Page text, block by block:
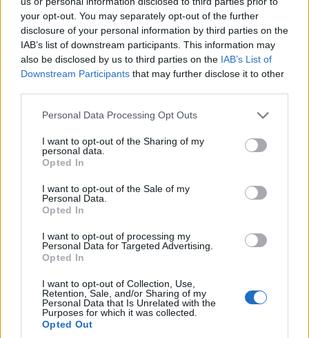
your opt-out. You may separately opt-out of the further
disclosure of your personal information by third parties on the
IAB’s list of downstream participants. This information may
also be disclosed by us to third parties on the IAB’s List of
Downstream Participants that may further disclose it to other
Please note that this website/app uses one or more Google
not limited to your visit or usage behaviour. You may click to
grant or deny consent to Google and its third-party tags to
use your data for below specified purposes in below Google
consent section.
Personal Data Processing Opt Outs
I want to opt-out of the Sharing of my
personal data.
Opted In
I want to opt-out of the Sale of my
Personal Data.
Opted In
I want to opt-out of processing my
Personal Data for Targeted Advertising.
Opted In
I want to opt-out of Collection, Use,
Retention, Sale, and/or Sharing of my
Personal Data that Is Unrelated with the
Purposes for which it was collected.
Opted Out
Zapomnijcie też o czterech miejscach w GT86. To
samochód dla dwóch osób. Wystarczy, że kierowca
ma więcej niż 175 cm wzrostu i nikt za nim nie usiądzie.
Potraktujcie tylne siedziska (bo ciężko to nazwać
kanapą) jako przedłużenie dla 243-litrowego
bagażnika. Wtedy można spokojnie zapakować się we
Ponieważ nikt nie zakładał, że Toyota GT86 ma być
prostym, to nie znajdziecie w niej także ani kamery
cofania, ani czujników parkowania, czy jakichkolwiek
asystentów. Jest nawigacja i jest tempomat. A, no i
dwustrefowa automatyczna klimatyzacja i dostęp
rozbudowane wyposażenie samochodu. Jest jeszcze
kilka opcji (w tym skórzana tapicerka) ale luksusowego
samochodu z tego nie zrobicie.